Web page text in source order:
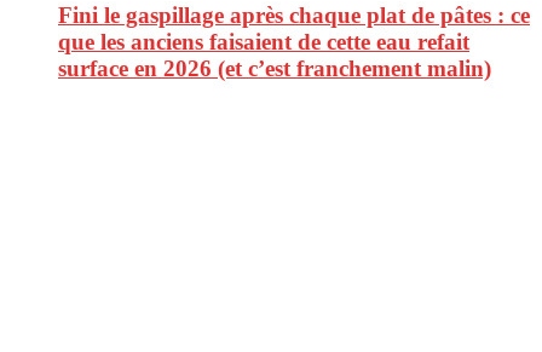
Fini le gaspillage après chaque plat de pâtes : ce
que les anciens faisaient de cette eau refait
surface en 2026 (et c’est franchement malin)